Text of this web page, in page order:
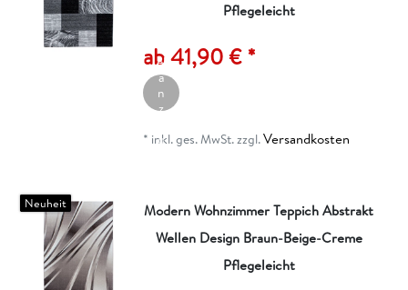
Pflegeleicht
ab 41,90 € *
ik
el
a
n
z
g
* inkl. ges. MwSt.zzgl.Versandkosten
Neuheit
Modern Wohnzimmer Teppich Abstrakt
Wellen Design Braun-Beige-Creme
Pflegeleicht